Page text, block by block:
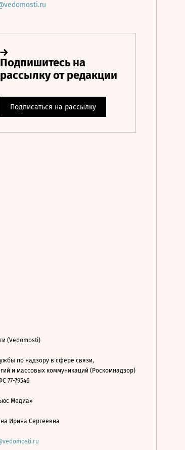
(Vedomosti)
по надзору в сфере связи,
и массовых коммуникаций (Роскомнадзор)
77-79546
Медиа»
Ирина Сергеевна